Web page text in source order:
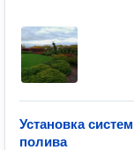
Установка
полива